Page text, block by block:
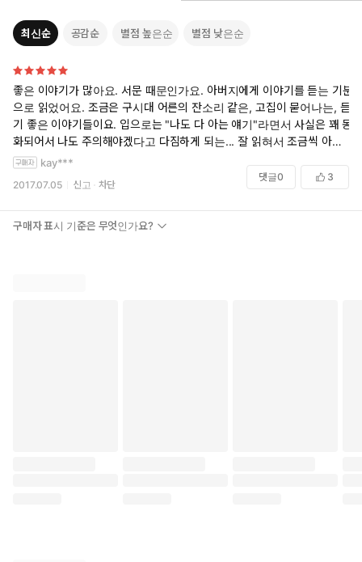
최신순 공감순 별점 높은순 별점 낮은순
좋은 이야기가 많아요. 서문 때문인가요. 아버지에게 이야기를 듣는 기분
으로 읽었어요. 조금은 구시대 어른의 잔소리 같은, 고집이 묻어나는, 듣
기 좋은 이야기들이요. 입으로는 "나도 다 아는 얘기"라면서 사실은 꽤 동
화되어서 나도 주의해야겠다고 다짐하게 되는... 잘 읽혀서 조금씩 아껴
봤어요. 중복되는 부분이 있지만 꾸준한 작가의 행보가 엿보이는 듯해서
저는 괜찮았어요. 편하게 가볍게 읽을 수 있는 책이라고 생각해요.
kay***
2017.07.05 신고 차단
댓글0 3
구매자 표시 기준은 무엇인가요?